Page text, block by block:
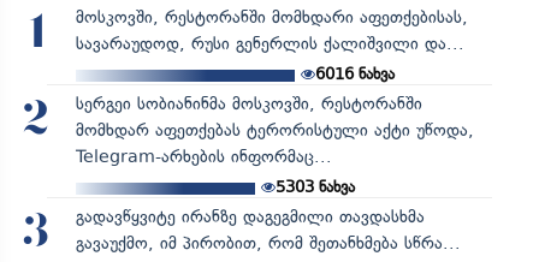
1
მოსკოვში, რესტორანში მომხდარი აფეთქებისას,
სავარაუდოდ, რუსი გენერლის ქალიშვილი და...
6016ნახვა
2
სერგეი სობიანინმა მოსკოვში, რესტორანში
მომხდარ აფეთქებას ტერორისტული აქტი უწოდა,
Telegram-არხების ინფორმაც...
5303ნახვა
3
გადავწყვიტე ირანზე დაგეგმილი თავდასხმა
გავაუქმო, იმ პირობით, რომ შეთანხმება სწრა...